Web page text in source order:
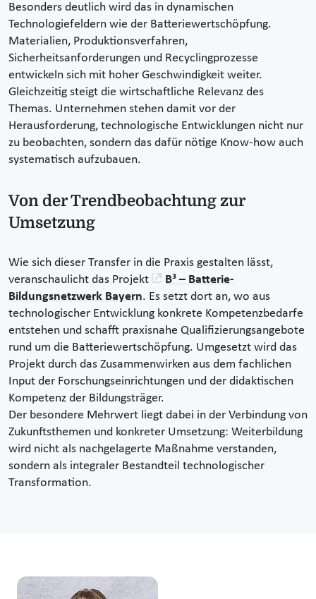
Besonders deutlich wird das in dynamischen
Technologiefeldern wie der Batteriewertschöpfung.
Materialien, Produktionsverfahren,
Sicherheitsanforderungen und Recyclingprozesse
entwickeln sich mit hoher Geschwindigkeit weiter.
Gleichzeitig steigt die wirtschaftliche Relevanz des
Themas. Unternehmen stehen damit vor der
Herausforderung, technologische Entwicklungen nicht nur
zu beobachten, sondern das dafür nötige Know-how auch
systematisch aufzubauen.
Von der Trendbeobachtung zur
Umsetzung
Wie sich dieser Transfer in die Praxis gestalten lässt,
veranschaulicht das Projekt
B³ – Batterie-
Bildungsnetzwerk Bayern. Es setzt dort an, wo aus
technologischer Entwicklung konkrete Kompetenzbedarfe
entstehen und schafft praxisnahe Qualifizierungsangebote
rund um die Batteriewertschöpfung. Umgesetzt wird das
Projekt durch das Zusammenwirken aus dem fachlichen
Input der Forschungseinrichtungen und der didaktischen
Kompetenz der Bildungsträger.
Der besondere Mehrwert liegt dabei in der Verbindung von
Zukunftsthemen und konkreter Umsetzung: Weiterbildung
wird nicht als nachgelagerte Maßnahme verstanden,
sondern als integraler Bestandteil technologischer
Transformation.